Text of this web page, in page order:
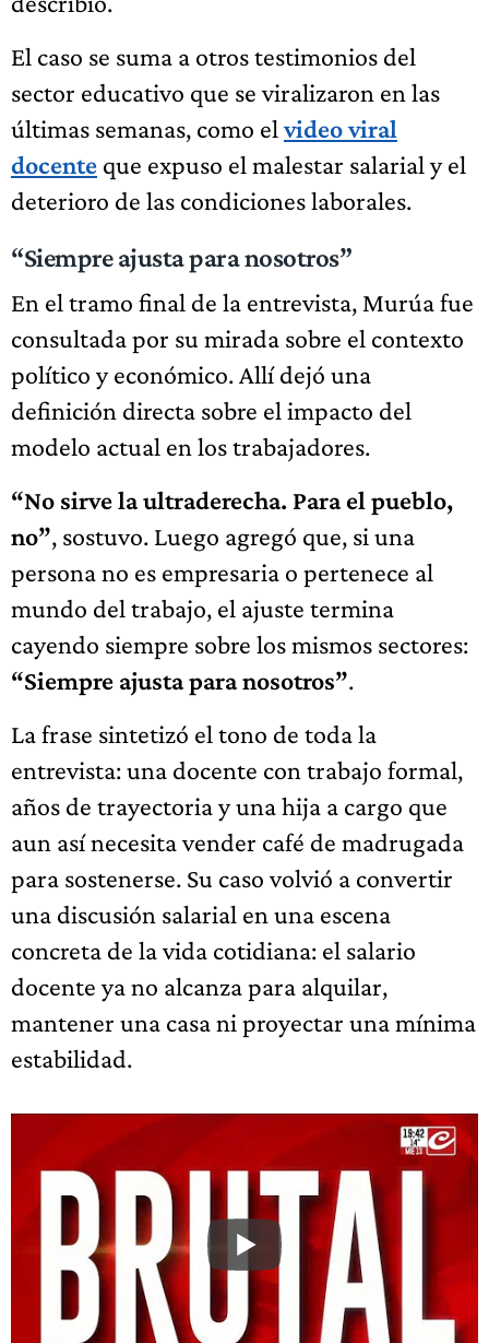
El caso se suma a otros testimonios del
sector educativo que se viralizaron en las
últimas semanas, como elvideo viral
docente que expuso el malestar salarial y el
deterioro de las condiciones laborales.
“Siempre ajusta para nosotros”
En el tramo final de la entrevista, Murúa fue
consultada por su mirada sobre el contexto
político y económico. Allí dejó una
definición directa sobre el impacto del
modelo actual en los trabajadores.
“No sirve la ultraderecha. Para el pueblo,
no”, sostuvo. Luego agregó que, si una
persona no es empresaria o pertenece al
mundo del trabajo, el ajuste termina
cayendo siempre sobre los mismos sectores:
“Siempre ajusta para nosotros”.
La frase sintetizó el tono de toda la
entrevista: una docente con trabajo formal,
años de trayectoria y una hija a cargo que
aun así necesita vender café de madrugada
para sostenerse. Su caso volvió a convertir
una discusión salarial en una escena
concreta de la vida cotidiana: el salario
docente ya no alcanza para alquilar,
mantener una casa ni proyectar una mínima
estabilidad.